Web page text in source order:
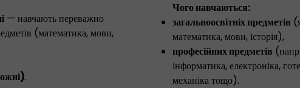
— навчають переважно
(математика, мови,
.
Чого навчаються:
загальноосвітніх предметів
математика, мови, історія),
професійних предметів
інформатика, електроніка,
механіка тощо).